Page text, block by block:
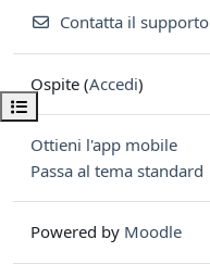
Apri indice del corso
Contatta il supporto
Ospite (Accedi)
Ottieni l'app mobile
Passa al tema standard
Powered by Moodle